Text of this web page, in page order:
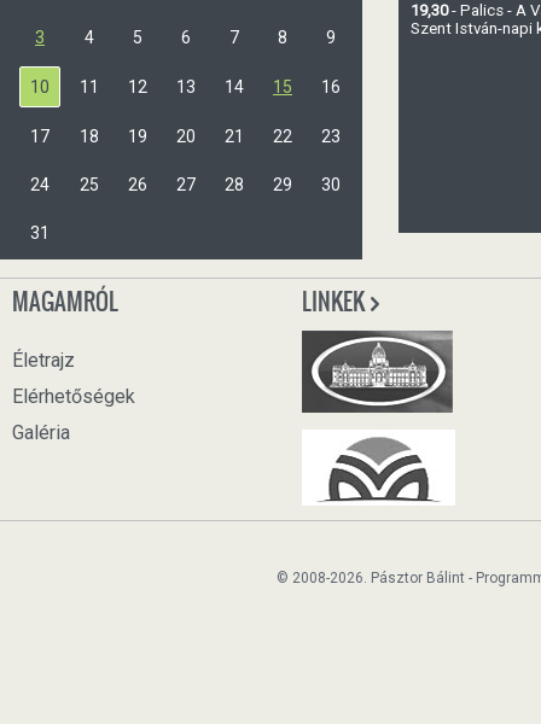
3 4 5 6 7 8 9
10 11 12 13 14 15 16
17 18 19 20 21 22 23
24 25 26 27 28 29 30
31
19,30- Palics - A
Szent István-napi
MAGAMRÓL
Életrajz
Elérhetőségek
Galéria
LINKEK
© 2008-2026. Pásztor Bálint -